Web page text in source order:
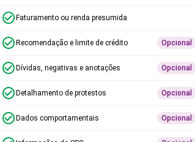
Faturamento ou renda presumida
Recomendação e limite de crédito Opcional
Dívidas, negativas e anotações Opcional
Detalhamento de protestos Opcional
Dados comportamentais Opcional